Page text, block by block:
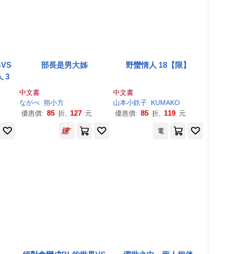
3
部長是男大姊
中文書
ながべ 朔小方
優惠價: 85 折, 127 元
野蠻情人 18【限】
中文書
山本小鉄子 KUMAKO
優惠價: 85 折, 119 元
電